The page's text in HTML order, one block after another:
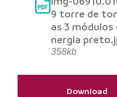
9 torre de
as 3 módulos
nergia
358kb
Download